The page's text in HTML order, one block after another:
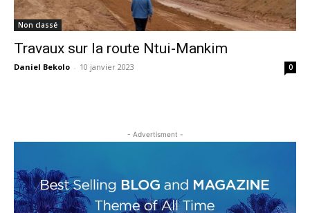
Non classé
Travaux sur la route Ntui-Mankim
Daniel Bekolo - 10 janvier 2023 0
- Advertisment -